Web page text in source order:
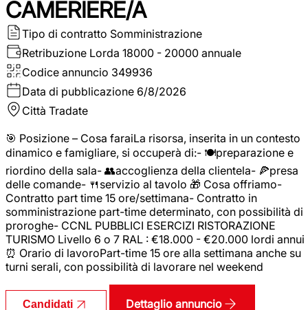
CAMERIERE/A
Tipo di contratto Somministrazione
Retribuzione Lorda 18000 - 20000 annuale
Codice annuncio 349936
Data di pubblicazione 6/8/2026
Città Tradate
🎯 Posizione – Cosa faraiLa risorsa, inserita in un contesto
dinamico e famigliare, si occuperà di:- 🍽️preparazione e
riordino della sala- 👥accoglienza della clientela- 🍕presa
delle comande- 🍴servizio al tavolo 🎁 Cosa offriamo-
Contratto part time 15 ore/settimana- Contratto in
somministrazione part-time determinato, con possibilità di
proroghe- CCNL PUBBLICI ESERCIZI RISTORAZIONE
TURISMO Livello 6 o 7 RAL : €18.000 - €20.000 lordi annui
⏰ Orario di lavoroPart-time 15 ore alla settimana anche su
turni serali, con possibilità di lavorare nel weekend
Candidati Dettaglio annuncio